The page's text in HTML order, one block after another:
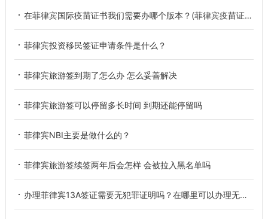
在菲律宾国际疫苗证书我们需要办哪个版本？(菲律宾疫苗证书)
菲律宾投资移民签证申请条件是什么？
菲律宾旅游签到期了怎么办 怎么妥善解决
菲律宾旅游签可以停留多长时间 到期还能停留吗
菲律宾NBI主要是做什么的？
菲律宾旅游签续签两年后会怎样 会被拉入黑名单吗
办理菲律宾13A签证需要无犯罪证明吗？在哪里可以办理无犯罪证明？